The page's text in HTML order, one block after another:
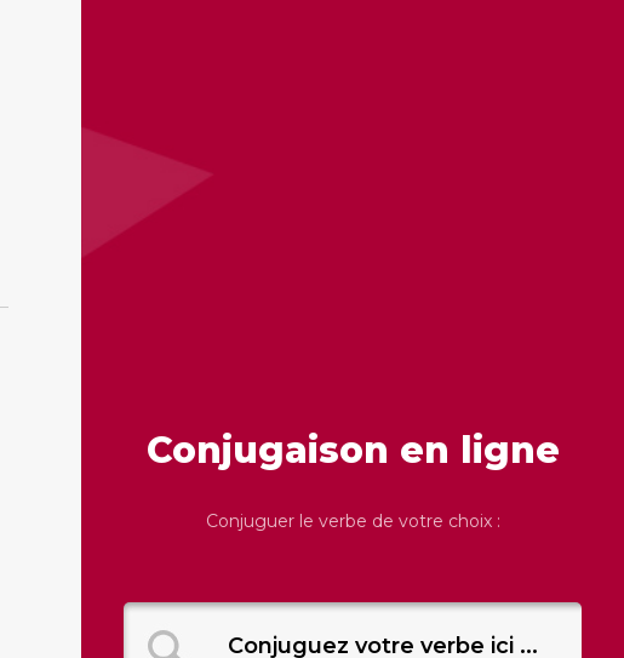
Conjugaison en ligne
Conjuguer le verbe de votre choix :